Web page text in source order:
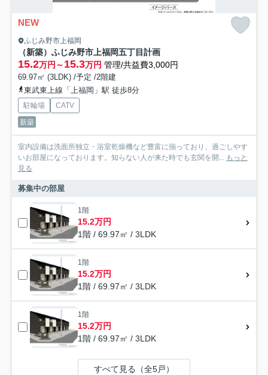
NEW
ふじみ野市上福岡
（新築）ふじみ野市上福岡五丁目計画
15.2万円～15.3万円 管理/共益費3,000円
69.97㎡ (3LDK) /予定 /2階建
東武東上線「上福岡」駅 徒歩8分
駐輪場
CATV
新築
室内設備は洗面所独立・浴室乾燥機など豊富に揃っており、過ごしやす
いお部屋になっております。知らない人が来た時でも玄関を開... もっと
見る
募集中の部屋
1階
15.2万円
1階 / 69.97㎡ / 3LDK
1階
15.2万円
1階 / 69.97㎡ / 3LDK
1階
15.2万円
1階 / 69.97㎡ / 3LDK
すべて見る（全5戸）